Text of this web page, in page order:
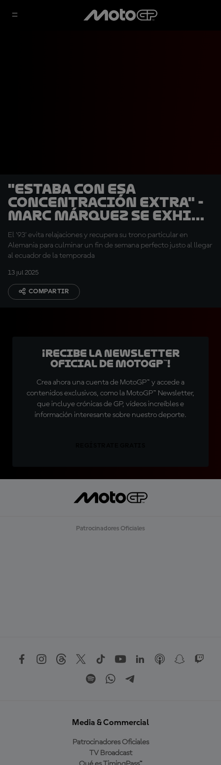
"Estaba con esa
concentración extra" -
Marc Márquez se exhibe
en Sachsenring
El '93' evita relajaciones y recupera su trono particular en
Alemania para culminar un fin de semana perfecto justo al llegar
al ecuador de la temporada
13 jul 2025
COMPARTIR
¡Recibe la Newsletter
oficial de MotoGP™!
Crea ahora una cuenta de MotoGP™ y accede a
contenidos exclusivos, como la MotoGP™ Newsletter,
que incluye crónicas de GP, vídeos increíbles e
información interesante sobre nuestro deporte.
Patrocinadores Oficiales
Media & Commercial
Patrocinadores Oficiales
TV Broadcast